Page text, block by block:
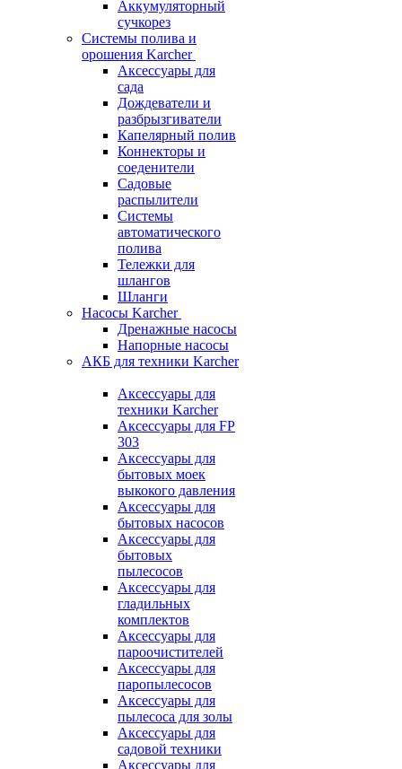
Аккумуляторный
сучкорез
Системы полива и
орошения Karcher
Аксессуары для
сада
Дождеватели и
разбрызгиватели
Капелярный полив
Коннекторы и
соеденители
Садовые
распылители
Системы
автоматического
полива
Тележки для
шлангов
Шланги
Насосы Karcher
Дренажные насосы
Напорные насосы
АКБ для техники Karcher
Аксессуары для
техники Karcher
Аксессуары для FP
303
Аксессуары для
бытовых моек
выкокого давления
Аксессуары для
бытовых насосов
Аксессуары для
бытовых
пылесосов
Аксессуары для
гладильных
комплектов
Аксессуары для
пароочистителей
Аксессуары для
паропылесосов
Аксессуары для
пылесоса для золы
Аксессуары для
садовой техники
Аксессуары для